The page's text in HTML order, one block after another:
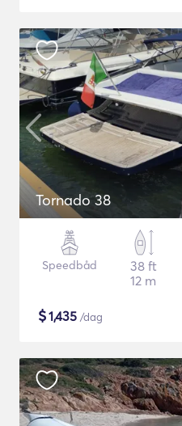
Tornado 38
Speedbåd
38 ft
12 m
$1,435 /dag